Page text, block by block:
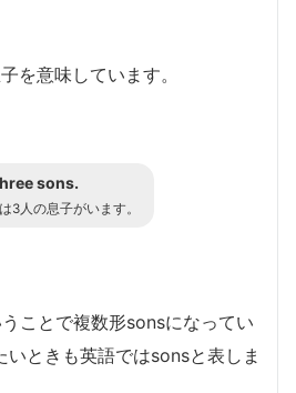
を意味しています。
sons.
3人の息子がいます。
ことで複数形sonsになってい
いときも英語ではsonsと表しま